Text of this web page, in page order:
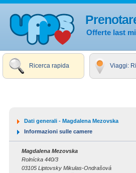
Offerte last
Ricerca rapida Viaggi:
Dati generali - Magdalena Mezovska
Informazioni sulle camere
Magdalena Mezovska
Rolnícka 440/3
03105 Liptovsky Mikulas-Ondrašová